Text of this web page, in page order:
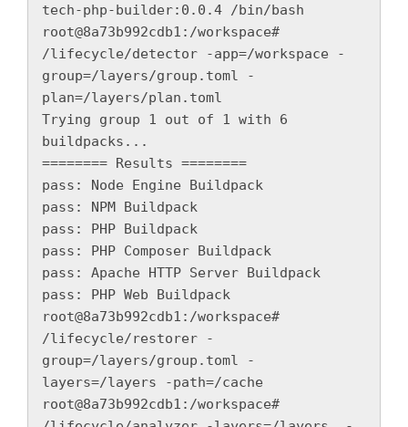
tech-php-builder:0.0.4 /bin/bash
root@8a73b992cdb1:/workspace#
/lifecycle/detector -app=/workspace -
group=/layers/group.toml -
plan=/layers/plan.toml
Trying group 1 out of 1 with 6
buildpacks...
======== Results ========
pass: Node Engine Buildpack
pass: NPM Buildpack
pass: PHP Buildpack
pass: PHP Composer Buildpack
pass: Apache HTTP Server Buildpack
pass: PHP Web Buildpack
root@8a73b992cdb1:/workspace#
/lifecycle/restorer -
group=/layers/group.toml -
layers=/layers -path=/cache
root@8a73b992cdb1:/workspace#